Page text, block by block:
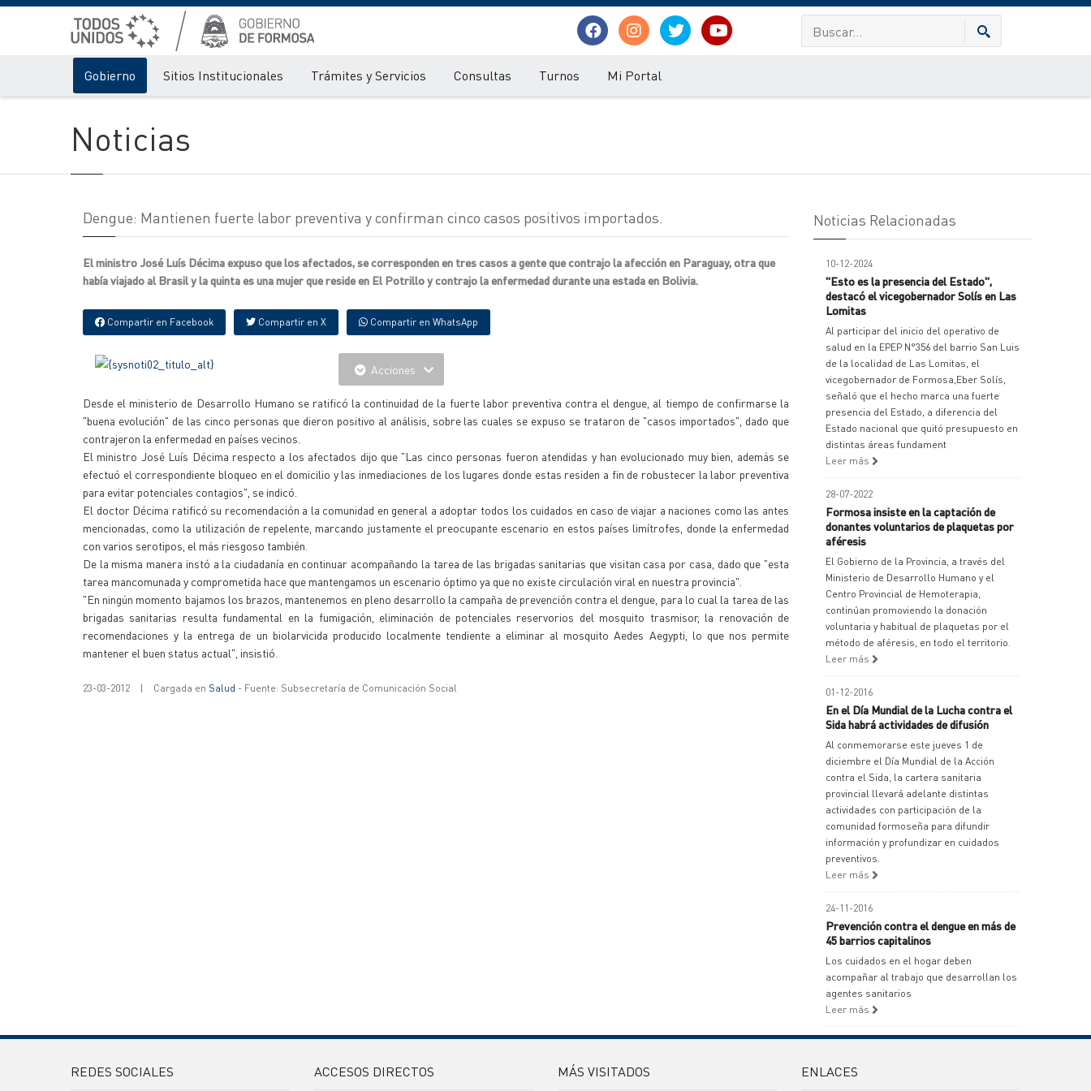
Gobierno Sitios Institucionales Trámites y Servicios Consultas Turnos Mi Portal
Noticias
Dengue: Mantienen fuerte labor preventiva y confirman cinco casos positivos importados.
El ministro José Luís Décima expuso que los afectados, se corresponden en tres casos a gente que contrajo la afección en Paraguay, otra que
había viajado al Brasil y la quinta es una mujer que reside en El Potrillo y contrajo la enfermedad durante una estada en Bolivia.
Compartir en Facebook Compartir en X Compartir en WhatsApp
Acciones
Desde el ministerio de Desarrollo Humano se ratificó la continuidad de la fuerte labor preventiva contra el dengue, al tiempo de confirmarse la
"buena evolución" de las cinco personas que dieron positivo al análisis, sobre las cuales se expuso se trataron de "casos importados", dado que
contrajeron la enfermedad en países vecinos.
El ministro José Luís Décima respecto a los afectados dijo que "Las cinco personas fueron atendidas y han evolucionado muy bien, además se
efectuó el correspondiente bloqueo en el domicilio y las inmediaciones de los lugares donde estas residen a fin de robustecer la labor preventiva
para evitar potenciales contagios", se indicó.
El doctor Décima ratificó su recomendación a la comunidad en general a adoptar todos los cuidados en caso de viajar a naciones como las antes
mencionadas, como la utilización de repelente, marcando justamente el preocupante escenario en estos países limítrofes, donde la enfermedad
con varios serotipos, el más riesgoso también.
De la misma manera instó a la ciudadanía en continuar acompañando la tarea de las brigadas sanitarias que visitan casa por casa, dado que "esta
tarea mancomunada y comprometida hace que mantengamos un escenario óptimo ya que no existe circulación viral en nuestra provincia".
"En ningún momento bajamos los brazos, mantenemos en pleno desarrollo la campaña de prevención contra el dengue, para lo cual la tarea de las
brigadas sanitarias resulta fundamental en la fumigación, eliminación de potenciales reservorios del mosquito trasmisor, la renovación de
recomendaciones y la entrega de un biolarvicida producido localmente tendiente a eliminar al mosquito Aedes Aegypti, lo que nos permite
mantener el buen status actual", insistió.
23-03-2012 | Cargada en Salud - Fuente: Subsecretaría de Comunicación Social
Noticias Relacionadas
10-12-2024
"Esto es la presencia del Estado",
destacó el vicegobernador Solís en Las
Lomitas
Al participar del inicio del operativo de
salud en la EPEP N°356 del barrio San Luis
de la localidad de Las Lomitas, el
vicegobernador de Formosa,Eber Solís,
señaló que el hecho marca una fuerte
presencia del Estado, a diferencia del
Estado nacional que quitó presupuesto en
distintas áreas fundament
Leer más
28-07-2022
Formosa insiste en la captación de
donantes voluntarios de plaquetas por
aféresis
El Gobierno de la Provincia, a través del
Ministerio de Desarrollo Humano y el
Centro Provincial de Hemoterapia,
continúan promoviendo la donación
voluntaria y habitual de plaquetas por el
método de aféresis, en todo el territorio.
Leer más
01-12-2016
En el Día Mundial de la Lucha contra el
Sida habrá actividades de difusión
Al conmemorarse este jueves 1 de
diciembre el Día Mundial de la Acción
contra el Sida, la cartera sanitaria
provincial llevará adelante distintas
actividades con participación de la
comunidad formoseña para difundir
información y profundizar en cuidados
preventivos.
Leer más
24-11-2016
Prevención contra el dengue en más de
45 barrios capitalinos
Los cuidados en el hogar deben
acompañar al trabajo que desarrollan los
agentes sanitarios
Leer más
REDES SOCIALES ACCESOS DIRECTOS MÁS VISITADOS ENLACES